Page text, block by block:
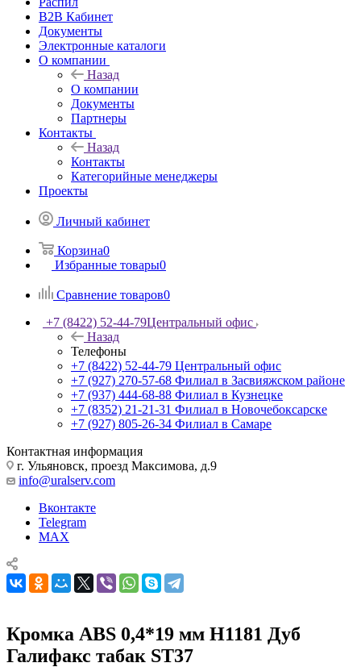
B2B Кабинет
Документы
Электронные каталоги
О компании
Назад
О компании
Документы
Партнеры
Контакты
Назад
Контакты
Категорийные менеджеры
Проекты
Личный кабинет
Корзина0
Избранные товары0
Сравнение товаров0
+7 (8422) 52-44-79Центральный офис
Назад
Телефоны
+7 (8422) 52-44-79 Центральный офис
+7 (927) 270-57-68 Филиал в Засвияжском районе
+7 (937) 444-68-88 Филиал в Кузнецке
+7 (8352) 21-21-31 Филиал в Новочебоксарске
+7 (927) 805-26-34 Филиал в Самаре
Контактная информация
г. Ульяновск, проезд Максимова, д.9
info@uralserv.com
Вконтакте
Telegram
MAX
Кромка ABS 0,4*19 мм H1181 Дуб
Галифакс табак ST37